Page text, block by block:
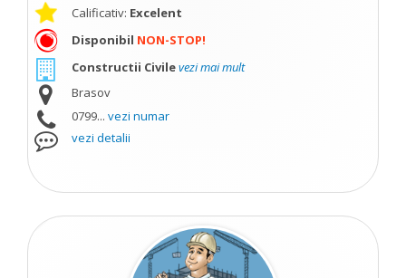
Calificativ: Excelent
Disponibil NON-STOP!
Constructii Civilevezi mai mult
Brasov
0799... vezi numar
vezi detalii